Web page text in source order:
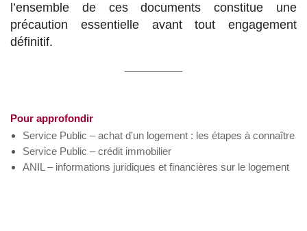
l’ensemble de ces documents constitue une
précaution essentielle avant tout engagement
définitif.
Pour approfondir
Service Public – achat d'un logement : les étapes à connaître
Service Public – crédit immobilier
ANIL – informations juridiques et financières sur le logement